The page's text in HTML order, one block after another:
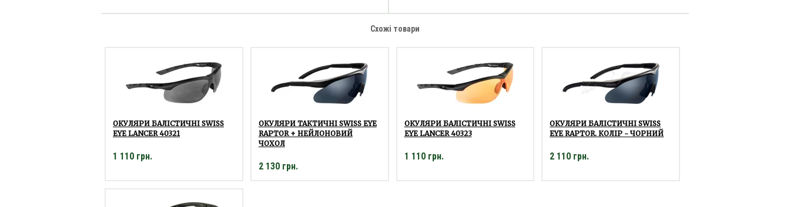
Схожі товари
ОКУЛЯРИ БАЛІСТИЧНІ SWISS
EYE LANCER 40321
1 110 грн.
ОКУЛЯРИ ТАКТИЧНІ SWISS EYE
RAPTOR + НЕЙЛОНОВИЙ
ЧОХОЛ
2 130 грн.
ОКУЛЯРИ БАЛІСТИЧНІ SWISS
EYE LANCER 40323
1 110 грн.
ОКУЛЯРИ БАЛІСТИЧНІ SWISS
EYE RAPTOR. КОЛІР - ЧОРНИЙ
2 110 грн.